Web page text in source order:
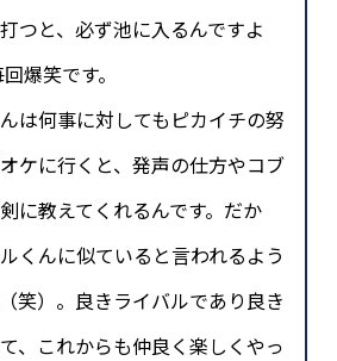
つと、必ず池に入るんですよ
爆笑です。
は何事に対してもピカイチの努
ケに行くと、発声の仕方やコブ
に教えてくれるんです。だか
くんに似ていると言われるよう
笑）。良きライバルであり良き
、これからも仲良く楽しくやっ